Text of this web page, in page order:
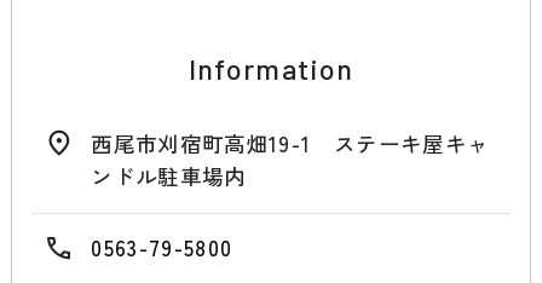
Information
西尾市刈宿町高畑19-1 ステーキ屋キャ
ンドル駐車場内
0563-79-5800